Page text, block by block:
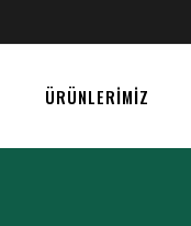
ÜRÜNLERİMİZ